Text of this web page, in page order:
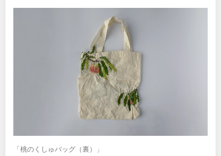
「桃のくしゅバッグ（裏）」